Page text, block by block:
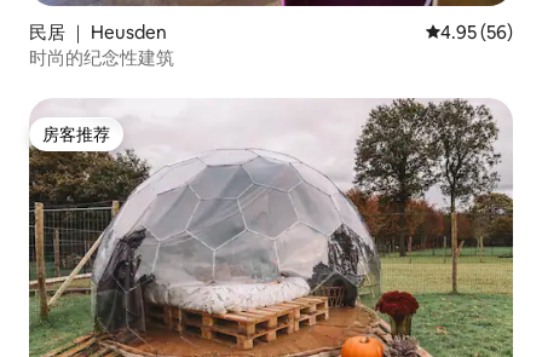
民居 ｜ Heusden 平均评分
4.95 (56)
时尚的纪念性建筑
房客推荐
房客推荐